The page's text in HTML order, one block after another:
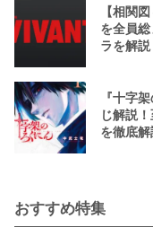
【相関
を全員
ラを解説
『十字
じ解説
を徹底
おすすめ特集